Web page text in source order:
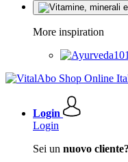
More inspiration
Login
Login
Sei un nuovo cliente?